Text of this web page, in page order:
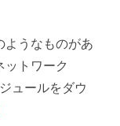
ようなものがあ
ットワーク
ュールをダウ